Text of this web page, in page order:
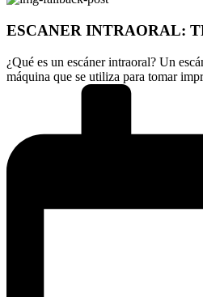
ESCANER INTRAORAL:
¿Qué es un escáner intraoral? Un
máquina que se utiliza para tomar